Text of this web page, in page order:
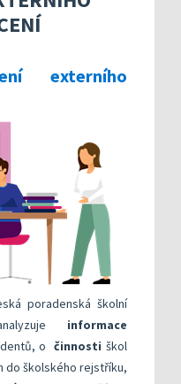
vlastního hodnocení
nástrojů podle kritérií
škola – podpora
externího
podporou: CílenáMetodická
Příklady
externího
poradenská školní
informace
očinnosti škol
do školského rejstříku,